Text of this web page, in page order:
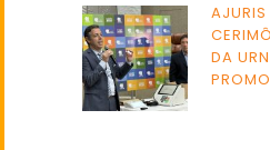
AJURIS
DA